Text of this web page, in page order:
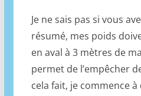
Je ne sais pas si vous
résumé, mes poids
en aval à 3 mètres de
permet de l’empêcher
cela fait, je commence